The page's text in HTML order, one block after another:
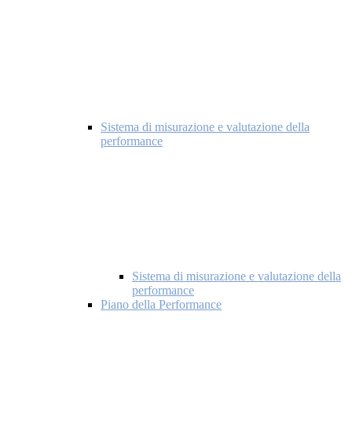
Sistema di misurazione e valutazione della
performance
Sistema di misurazione e valutazione della
performance
Piano della Performance